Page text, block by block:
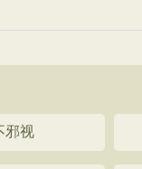
邪视